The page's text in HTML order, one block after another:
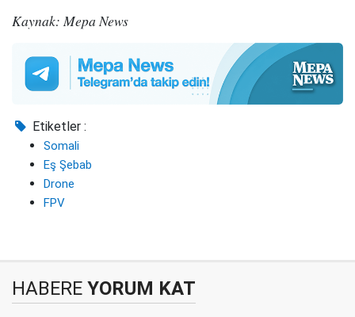
Kaynak: Mepa News
Etiketler :
Somali
Eş Şebab
Drone
FPV
HABERE YORUM KAT